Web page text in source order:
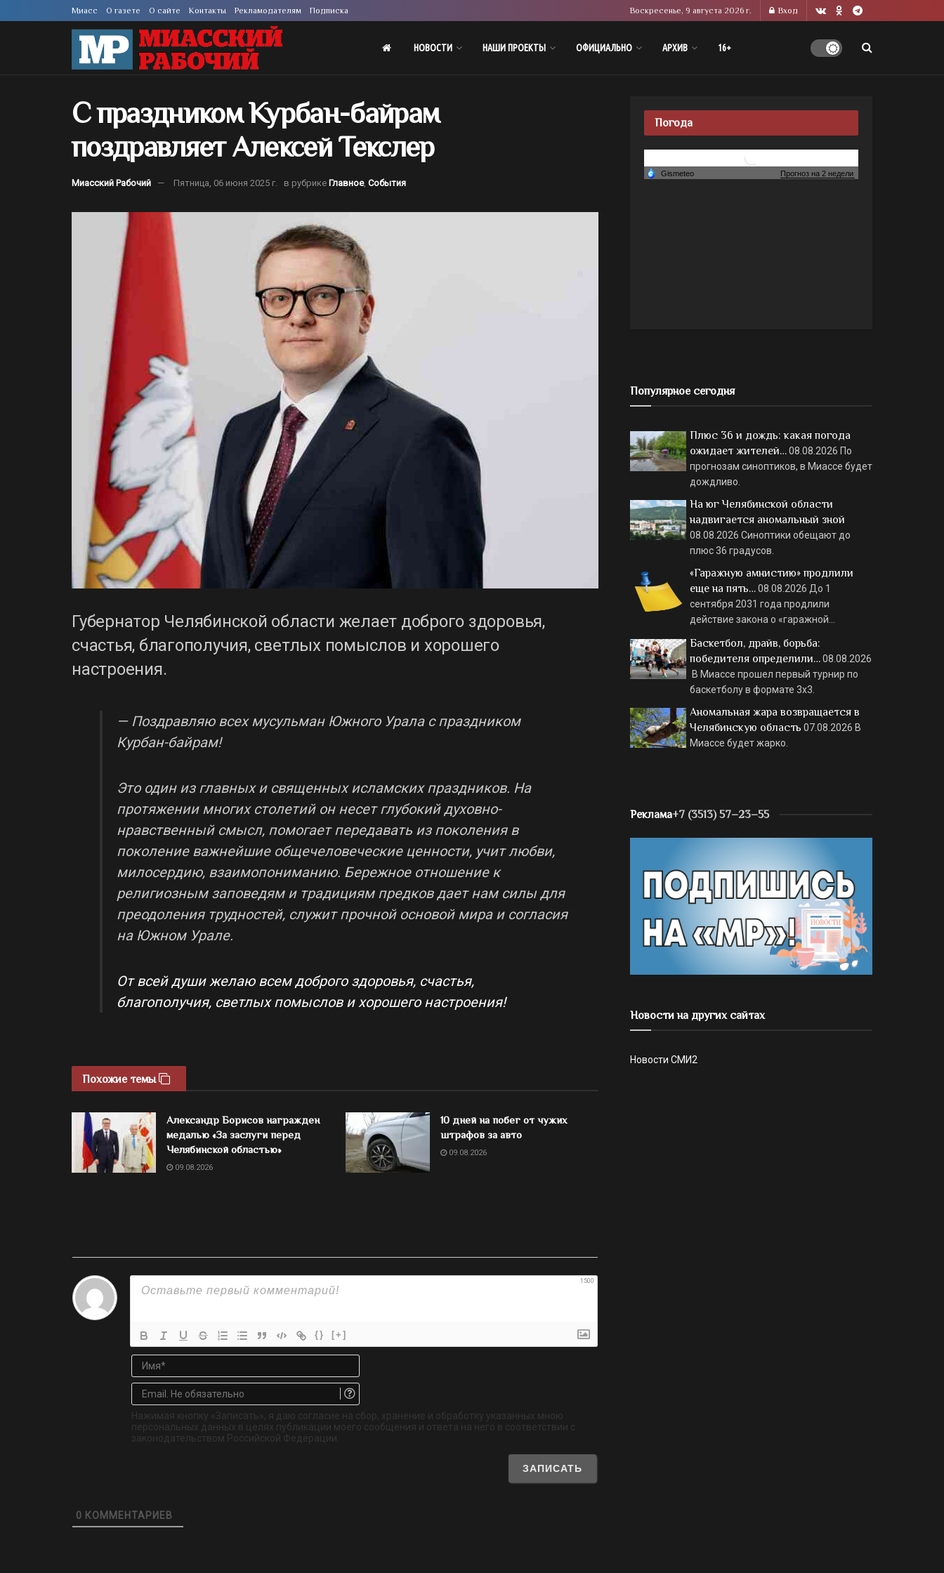
Миасс О газете О сайте Контакты Рекламодателям Подписка Воскресенье, 9 августа 2026 г. Вход
НОВОСТИ НАШИ ПРОЕКТЫ ОФИЦИАЛЬНО АРХИВ 16+
С праздником Курбан-байрам
поздравляет Алексей Текслер
Миасский Рабочий Пятница, 06 июня 2025 г. в рубрике Главное, События
Губернатор Челябинской области желает доброго здоровья,
счастья, благополучия, светлых помыслов и хорошего
настроения.
— Поздравляю всех мусульман Южного Урала с праздником
Курбан-байрам!
Это один из главных и священных исламских праздников. На
протяжении многих столетий он несет глубокий духовно-
нравственный смысл, помогает передавать из поколения в
поколение важнейшие общечеловеческие ценности, учит любви,
милосердию, взаимопониманию. Бережное отношение к
религиозным заповедям и традициям предков дает нам силы для
преодоления трудностей, служит прочной основой мира и согласия
на Южном Урале.
От всей души желаю всем доброго здоровья, счастья,
благополучия, светлых помыслов и хорошего настроения!
Похожие темы
Александр Борисов награжден
медалью «За заслуги перед
Челябинской областью»
09.08.2026
10 дней на побег от чужих
штрафов за авто
09.08.2026
1500
{} [+]
Имя*
Email.
обязательно
Нажимая кнопку «Записать», я даю согласие на сбор, хранение и обработку указанных мною
персональных данных в целях публикации моего сообщения и ответа на него в соответствии с
законодательством Российской Федерации.
0 КОММЕНТАРИЕВ
Погода
Популярное сегодня
Плюс 36 и дождь: какая погода
ожидает жителей…08.08.2026 По
прогнозам синоптиков, в Миассе будет
дождливо.
На юг Челябинской области
надвигается аномальный зной
08.08.2026 Синоптики обещают до
плюс 36 градусов.
«Гаражную амнистию» продлили
еще на пять…08.08.2026 До 1
сентября 2031 года продлили
действие закона о «гаражной…
Баскетбол, драйв, борьба:
победителя определили…08.08.2026
В Миассе прошел первый турнир по
баскетболу в формате 3х3.
Аномальная жара возвращается в
Челябинскую область 07.08.2026 В
Миассе будет жарко.
Реклама+7 (3513) 57–23–55
Новости на других сайтах
Новости СМИ2